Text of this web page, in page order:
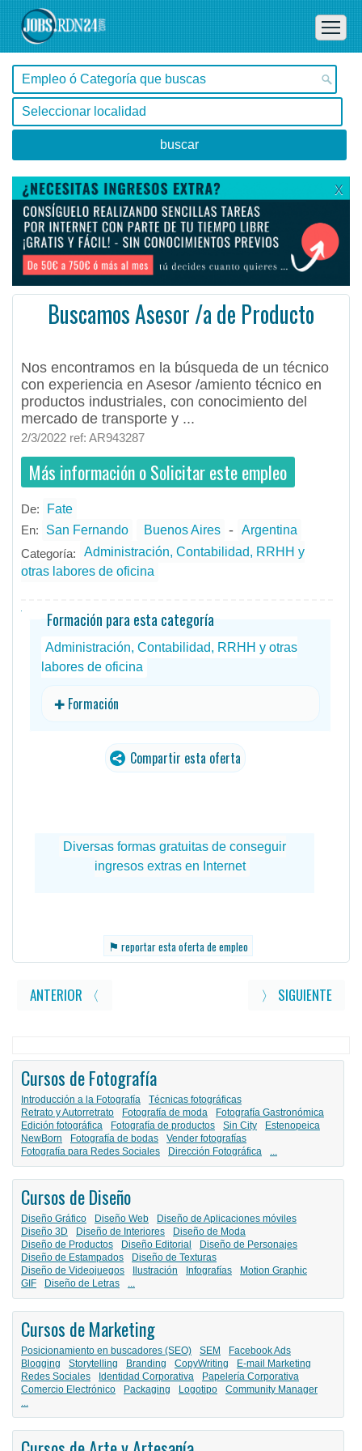
X
Buscamos Asesor /a de Producto
Nos encontramos en la búsqueda de un técnico
con experiencia en Asesor /amiento técnico en
productos industriales, con conocimiento del
mercado de transporte y ...
2/3/2022 ref: AR943287
Más información o Solicitar este empleo
De: Fate
En: San Fernando Buenos Aires - Argentina
Categoría:
Administración, Contabilidad, RRHH y
otras labores de oficina
Formación para esta categoría
Administración, Contabilidad, RRHH y otras
labores de oficina
✚ Formación
Compartir esta oferta
⚑ reportar esta oferta de empleo
ANTERIOR 〈 〉 SIGUIENTE
Cursos de Fotografía
Introducción a la Fotografía
Técnicas fotográficas
Retrato y Autorretrato
Fotografía de moda
Fotografía Gastronómica
Edición fotográfica
Fotografía de productos Sin City
Estenopeica
NewBorn
Fotografía de bodas
Vender fotografías
Fotografía para Redes Sociales
Dirección Fotográfica ...
Cursos de Diseño
Diseño Gráfico Diseño Web
Diseño de Aplicaciones móviles
Diseño 3D
Diseño de Interiores
Diseño de Moda
Diseño de Productos
Diseño Editorial
Diseño de Personajes
Diseño de Estampados
Diseño de Texturas
Diseño de Videojuegos
Ilustración Infografías
Motion Graphic
GIF
Diseño de Letras ...
Cursos de Marketing
Posicionamiento en buscadores (SEO) SEM
Facebook Ads
Blogging
Storytelling Branding CopyWriting
E-mail Marketing
Redes Sociales
Identidad Corporativa
Papelería Corporativa
Comercio Electrónico
Packaging Logotipo
Community Manager
...